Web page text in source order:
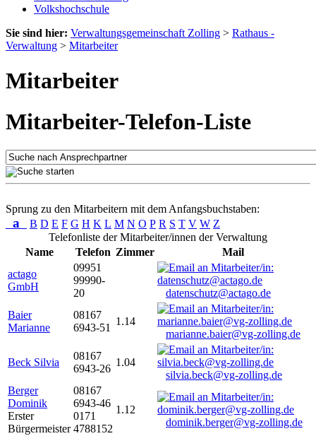
Volkshochschule
Sie sind hier: Verwaltungsgemeinschaft Zolling > Rathaus -
Verwaltung > Mitarbeiter
Mitarbeiter
Mitarbeiter-Telefon-Liste
Sprung zu den Mitarbeitern mit dem Anfangsbuchstaben:
a B D E F G H K L M N O P R S T V W Z
Telefonliste der Mitarbeiter/innen der Verwaltung
Name
Telefon Zimmer
Mail
actago
GmbH
09951
99990-
20
datenschutz@actago.de
Baier
Marianne
08167
6943-51
1.14
marianne.baier@vg-zolling.de
Beck Silvia
08167
6943-26
1.04
silvia.beck@vg-zolling.de
Berger
Dominik
Erster
Bürgermeister
08167
6943-46
0171
4788152
1.12
dominik.berger@vg-zolling.de